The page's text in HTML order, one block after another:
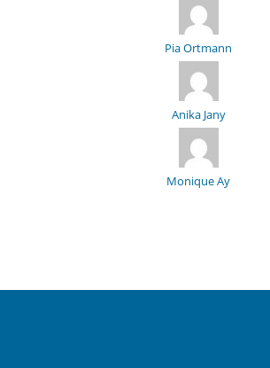
Pia Ortmann
Anika Jany
Monique Ay